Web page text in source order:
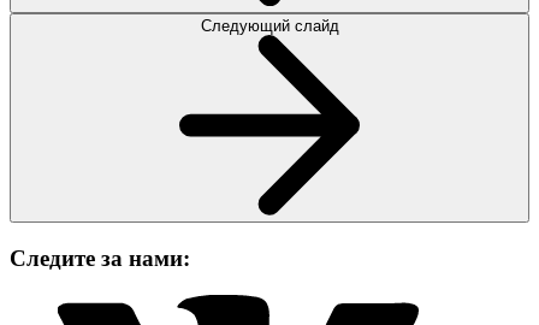
Следующий слайд
Следите за нами: